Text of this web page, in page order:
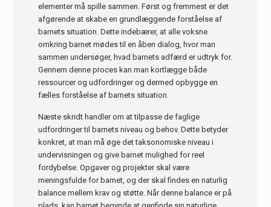
elementer må spille sammen. Først og fremmest er det
afgørende at skabe en grundlæggende forståelse af
barnets situation. Dette indebærer, at alle voksne
omkring barnet mødes til en åben dialog, hvor man
sammen undersøger, hvad barnets adfærd er udtryk for.
Gennem denne proces kan man kortlægge både
ressourcer og udfordringer og dermed opbygge en
fælles forståelse af barnets situation.
Næste skridt handler om at tilpasse de faglige
udfordringer til barnets niveau og behov. Dette betyder
konkret, at man må øge det taksonomiske niveau i
undervisningen og give barnet mulighed for reel
fordybelse. Opgaver og projekter skal være
meningsfulde for barnet, og der skal findes en naturlig
balance mellem krav og støtte. Når denne balance er på